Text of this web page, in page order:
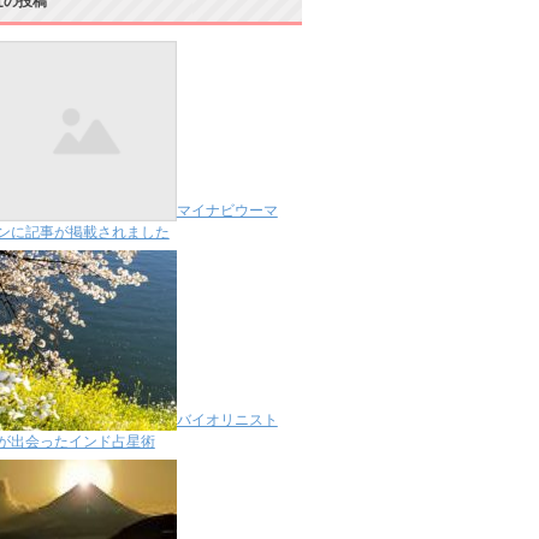
マイナビウーマ
に記事が掲載されました
バイオリニスト
出会ったインド占星術